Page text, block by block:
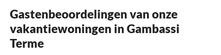
Gastenbeoordelingen van onze
vakantiewoningen in Gambassi
Terme